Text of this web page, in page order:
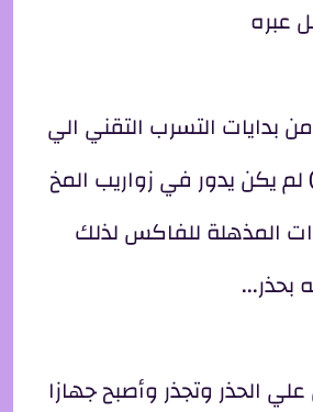
عبره
بدايات التسرب التقني الي
يكن يدور في زواريب المخ
المذهلة للفاكس لذلك
بحذر...
الحذر وتجذر وأصبح جهازا